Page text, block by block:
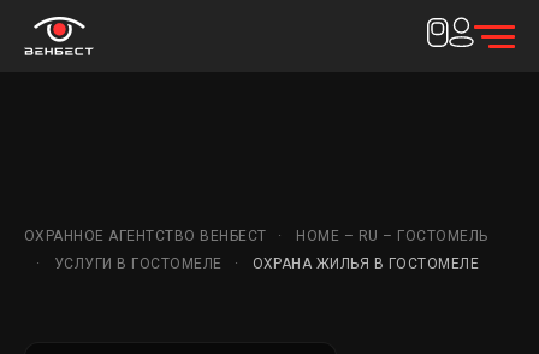
ОХРАННОЕ АГЕНТСТВО ВЕНБЕСТ
HOME – RU – ГОСТОМЕЛЬ
УСЛУГИ В ГОСТОМЕЛЕ
ОХРАНА ЖИЛЬЯ В ГОСТОМЕЛЕ